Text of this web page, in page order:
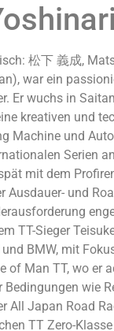
松下 義成,
war ein
Er wuchs in
kreativen und
Machine und
Serien
mit dem
Ausdauer- und
TT-Sieger
BMW, mit
of Man TT, wo er
wie
All Japan Road
TT Zero-